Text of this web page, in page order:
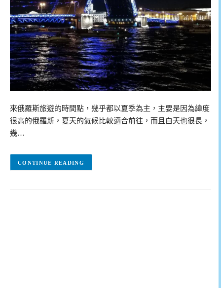
來俄羅斯旅遊的時間點，幾乎都以夏季為主，主要是因為緯度
很高的俄羅斯，夏天的氣候比較適合前往，而且白天也很長，
幾…
CONTINUE READING